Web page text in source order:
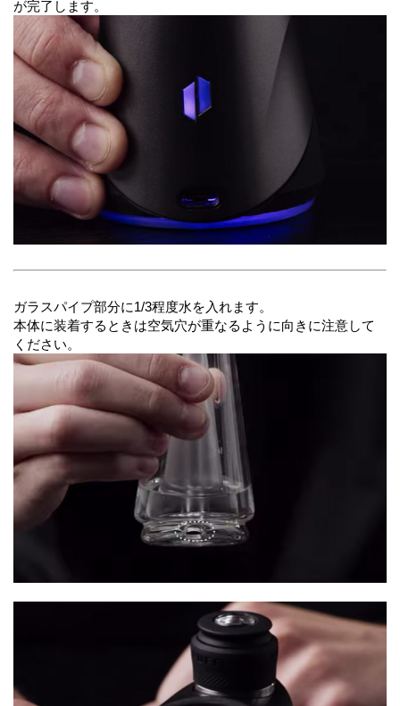
が完了します。
ガラスパイプ部分に1/3程度水を入れます。
本体に装着するときは空気穴が重なるように向きに注意して
ください。